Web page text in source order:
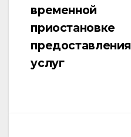
временной
приостановке
предоставления
услуг